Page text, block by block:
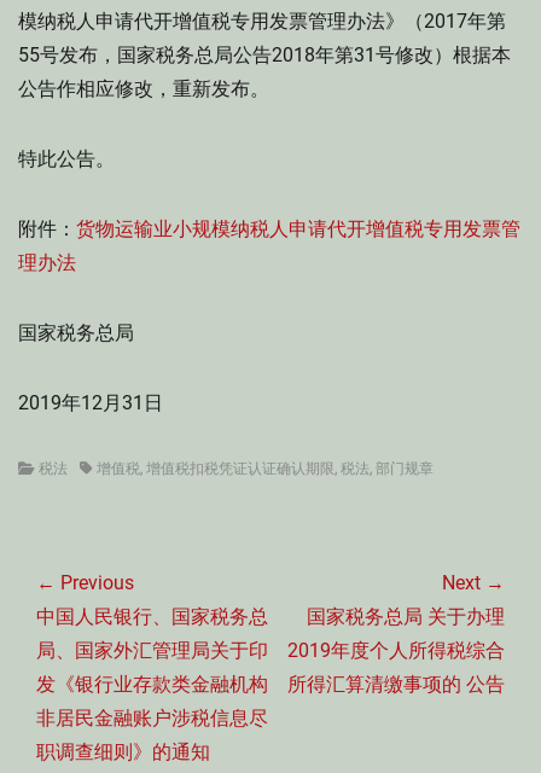
模纳税人申请代开增值税专用发票管理办法》（2017年第
55号发布，国家税务总局公告2018年第31号修改）根据本
公告作相应修改，重新发布。
特此公告。
附件： 货物运输业小规模纳税人申请代开增值税专用发票管
理办法
国家税务总局
2019年12月31日
Categories
税法 Tags增值税, 增值税扣税凭证认证确认期限, 税法, 部门规章
章
导
航
← Previous
Previous
post:
中国人民银行、国家税务总
局、国家外汇管理局关于印
发《银行业存款类金融机构
非居民金融账户涉税信息尽
职调查细则》的通知
Next →
post:
国家税务总局 关于办理
2019年度个人所得税综合
所得汇算清缴事项的 公告